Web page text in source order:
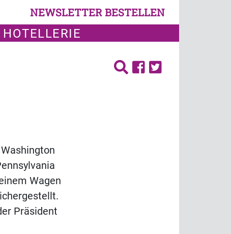
NEWSLETTER BESTELLEN
Wagen
Präsident